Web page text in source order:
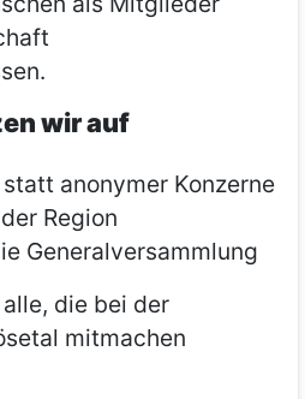
wir auf
anonymer Konzerne
Region
Generalversammlung
die bei der
mitmachen